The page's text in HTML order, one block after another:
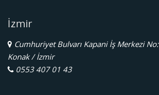
İzmir
Cumhuriyet Bulvarı Kapani İş Merkezi
Konak / İzmir
0553 407 01 43